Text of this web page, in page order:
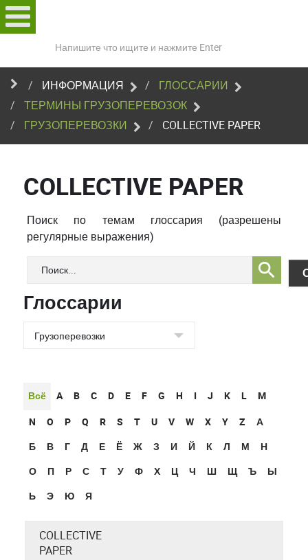
сайту
ИНФОРМАЦИЯ
ГЛОССАРИИ
ТЕРМИНЫ ГРУЗОПЕРЕВОЗОК
ГРУЗОПЕРЕВОЗКИ
COLLECTIVE PAPER
COLLECTIVE PAPER
Поиск по темам глоссария (разрешены
регулярные выражения)
Глоссарии
Всё A B C D E F G H I J K L
M
N
O P Q R S T U V W X Y Z
А
Б
В Г Д Е Ё Ж З И Й К Л М
Н
О
П Р С Т У Ф Х Ц Ч Ш Щ Ъ
Ы
Ь
Э Ю Я
COLLECTIVE
PAPER